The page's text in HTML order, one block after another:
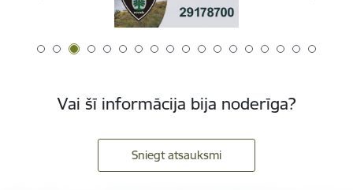
Vai šī informācija bija noderīga?
Sniegt atsauksmi